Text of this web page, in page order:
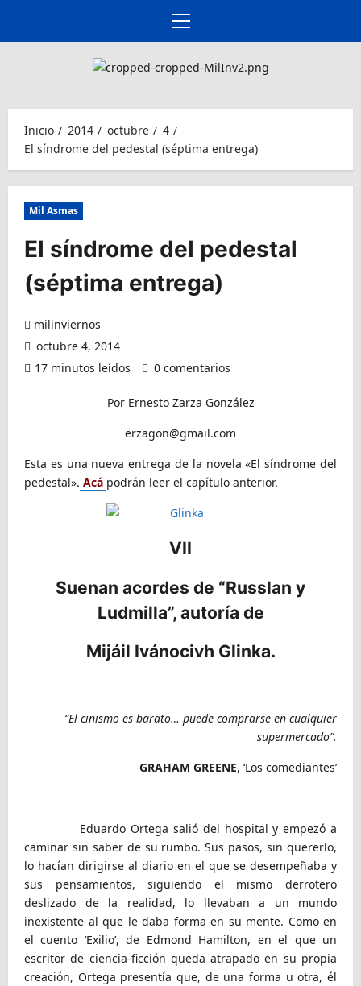
contenido
Menú
principal
Inicio 2014 octubre
4
El síndrome del pedestal (séptima entrega)
Mil Asmas
El síndrome del pedestal
(séptima entrega)
milinviernos
octubre 4, 2014
17 minutos leídos
0 comentarios
Por Ernesto Zarza González
erzagon@gmail.com
Esta es una nueva entrega de la novela «El síndrome del
pedestal». Acá podrán leer el capítulo anterior.
VII
Suenan acordes de “Russlan y
Ludmilla”, autoría de
Mijáil Ivánocivh Glinka.
“El cinismo es barato… puede comprarse en cualquier
supermercado”.
GRAHAM GREENE, ‘Los comediantes’
Eduardo Ortega salió del hospital y empezó a
caminar sin saber de su rumbo. Sus pasos, sin quererlo,
lo hacían dirigirse al diario en el que se desempeñaba y
sus pensamientos, siguiendo el mismo derrotero
deslizado de la realidad, lo llevaban a un mundo
inexistente al que le daba forma en su mente. Como en
el cuento ‘Exilio’, de Edmond Hamilton, en el que un
escritor de ciencia-ficción queda atrapado en su propia
creación, Ortega presentía que, de una forma u otra, él